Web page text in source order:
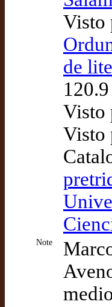
Visto
de
120.9
Visto
Visto
Note